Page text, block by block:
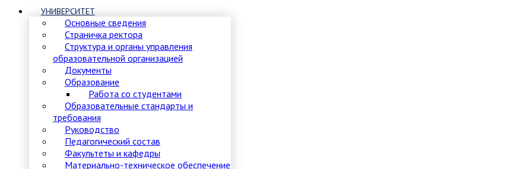
УНИВЕРСИТЕТ
Основные сведения
Страничка ректора
Структура и органы управления
образовательной организацией
Документы
Образование
Работа со студентами
Образовательные стандарты и
требования
Руководство
Педагогический состав
Факультеты и кафедры
Материально-техническое обеспечение